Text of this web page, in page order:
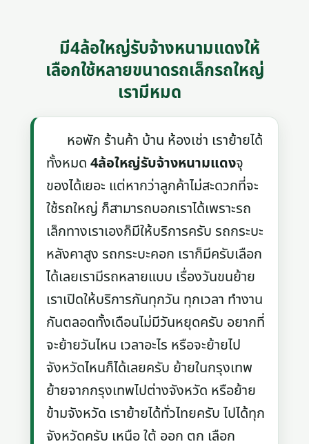
มี4ล้อใหญ่รับจ้างหนามแดงให้
เลือกใช้หลายขนาดรถเล็กรถใหญ่
เรามีหมด
หอพัก ร้านค้า บ้าน ห้องเช่า เราย้ายได้
ทั้งหมด4ล้อใหญ่รับจ้างหนามแดงจุ
ของได้เยอะ แต่หากว่าลูกค้าไม่สะดวกที่จะ
ใช้รถใหญ่ ก็สามารถบอกเราได้เพราะรถ
เล็กทางเราเองก็มีให้บริการครับ รถกระบะ
หลังคาสูง รถกระบะคอก เราก็มีครับเลือก
ได้เลยเรามีรถหลายแบบ เรื่องวันขนย้าย
เราเปิดให้บริการกันทุกวัน ทุกเวลา ทำงาน
กันตลอดทั้งเดือนไม่มีวันหยุดครับ อยากที่
จะย้ายวันไหน เวลาอะไร หรือจะย้ายไป
จังหวัดไหนก็ได้เลยครับ ย้ายในกรุงเทพ
ย้ายจากกรุงเทพไปต่างจังหวัด หรือย้าย
ข้ามจังหวัด เราย้ายได้ทั่วไทยครับ ไปได้ทุก
จังหวัดครับ เหนือ ใต้ ออก ตก เลือก